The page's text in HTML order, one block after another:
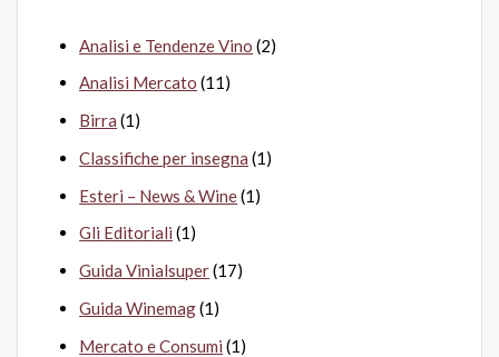
Analisi e Tendenze Vino (2)
Analisi Mercato (11)
Birra (1)
Classifiche per insegna (1)
Esteri – News & Wine(1)
Gli Editoriali (1)
Guida Vinialsuper(17)
Guida Winemag(1)
Mercato e Consumi (1)